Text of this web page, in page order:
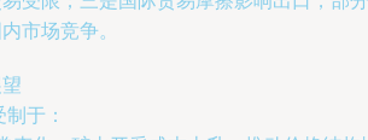
市场竞争。
于：